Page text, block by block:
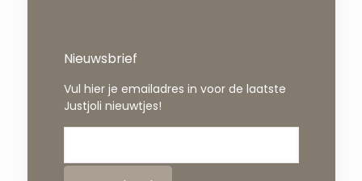
Nieuwsbrief
Vul hier je emailadres in voor de laatste
Justjoli nieuwtjes!